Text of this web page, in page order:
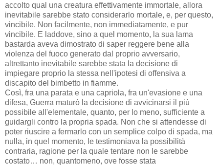
accolto qual una creatura effettivamente immortale, allora
inevitabile sarebbe stato considerarlo mortale, e, per questo,
vincibile. Non facilmente, non immediatamente, e pur
vincibile. E laddove, sino a quel momento, la sua lama
bastarda aveva dimostrato di saper reggere bene alla
violenza del fuoco generato dal proprio avversario,
altrettanto inevitabile sarebbe stata la decisione di
impiegare proprio la stessa nell'ipotesi di offensiva a
discapito del bimbetto in fiamme.
Così, fra una parata e una capriola, fra un'evasione e una
difesa, Guerra maturò la decisione di avvicinarsi il più
possibile all'elementale, quanto, per lo meno, sufficiente a
guidargli contro la propria spada. Non che si attendesse di
poter riuscire a fermarlo con un semplice colpo di spada, ma
nulla, in quel momento, le testimoniava la possibilità
contraria, ragione per la quale tentare non le sarebbe
costato… non, quantomeno, ove fosse stata